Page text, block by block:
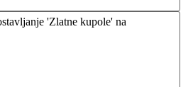
'Zlatne kupole' na